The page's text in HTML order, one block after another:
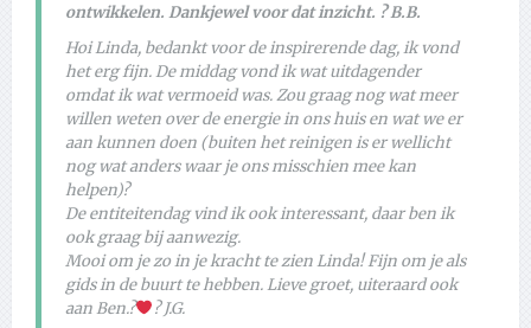
ontwikkelen. Dankjewel voor dat inzicht. ? B.B.
Hoi Linda, bedankt voor de inspirerende dag, ik vond
het erg fijn. De middag vond ik wat uitdagender
omdat ik wat vermoeid was. Zou graag nog wat meer
willen weten over de energie in ons huis en wat we er
aan kunnen doen (buiten het reinigen is er wellicht
nog wat anders waar je ons misschien mee kan
helpen)?
De entiteitendag vind ik ook interessant, daar ben ik
ook graag bij aanwezig.
Mooi om je zo in je kracht te zien Linda! Fijn om je als
gids in de buurt te hebben. Lieve groet, uiteraard ook
aan Ben.?
? J.G.